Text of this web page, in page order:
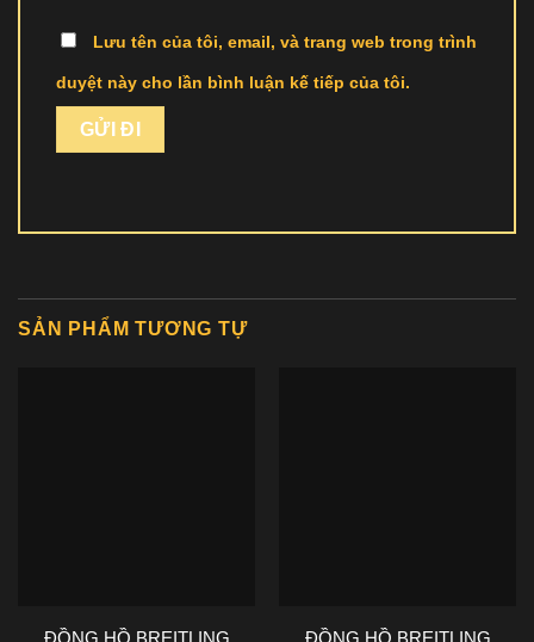
Lưu tên của tôi, email, và trang web trong trình
duyệt này cho lần bình luận kế tiếp của tôi.
SẢN PHẨM TƯƠNG TỰ